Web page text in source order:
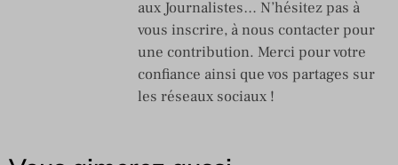
aux Journalistes… N’hésitez pas à
vous inscrire, à nous contacter pour
une contribution. Merci pour votre
confiance ainsi que vos partages sur
les réseaux sociaux !